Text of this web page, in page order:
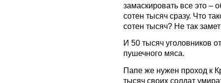
замаскировать все это –
сотен тысяч сразу. Что
сотен тысяч? Не так
И 50 тысяч уголовников
пушечного мяса.
Папе же нужен проход к
тысяч своих солдат